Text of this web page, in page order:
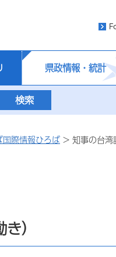
県政情報・統計
国際情報ひろば > 知事の台湾
）